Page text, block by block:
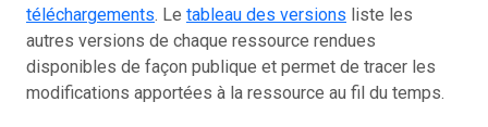
téléchargements. Le tableau des versions liste les
autres versions de chaque ressource rendues
disponibles de façon publique et permet de tracer les
modifications apportées à la ressource au fil du temps.